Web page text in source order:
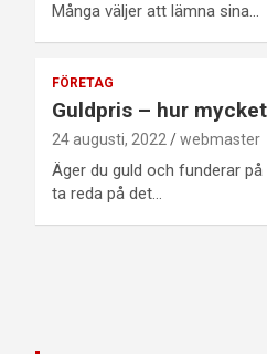
Många väljer att lämna sina…
FÖRETAG
Guldpris – hur
24 augusti, 2022 webmaster
Äger du guld och funderar
ta reda på det…